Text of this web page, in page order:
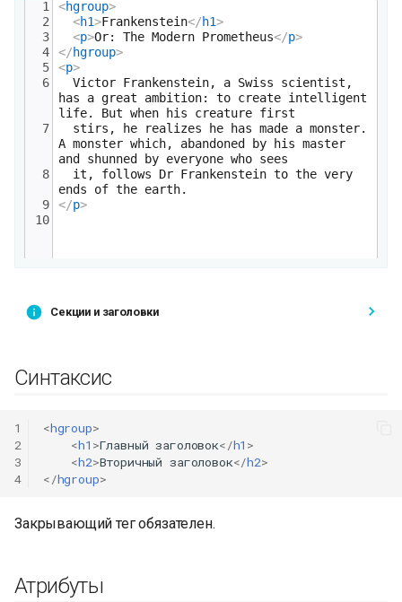
Секции и заголовки
Синтаксис
1
2
3
4
<hgroup>
<h1 >Главный заголовок</h1 >
<h2>Вторичный заголовок</h2>
</hgroup>
Закрывающий тег обязателен.
Атрибуты